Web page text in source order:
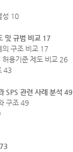
성 10
및 규범 비교 17
의 구조 비교 17
허용기준 제도 비교 26
43
SPS 관련 사례 분석 49
구조 49